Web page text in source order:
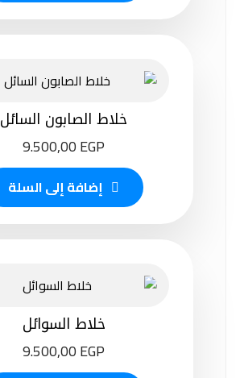
خلاط الصابون السائل
9.500,00EGP
إضافة إلى السلة
خلاط السوائل
9.500,00EGP